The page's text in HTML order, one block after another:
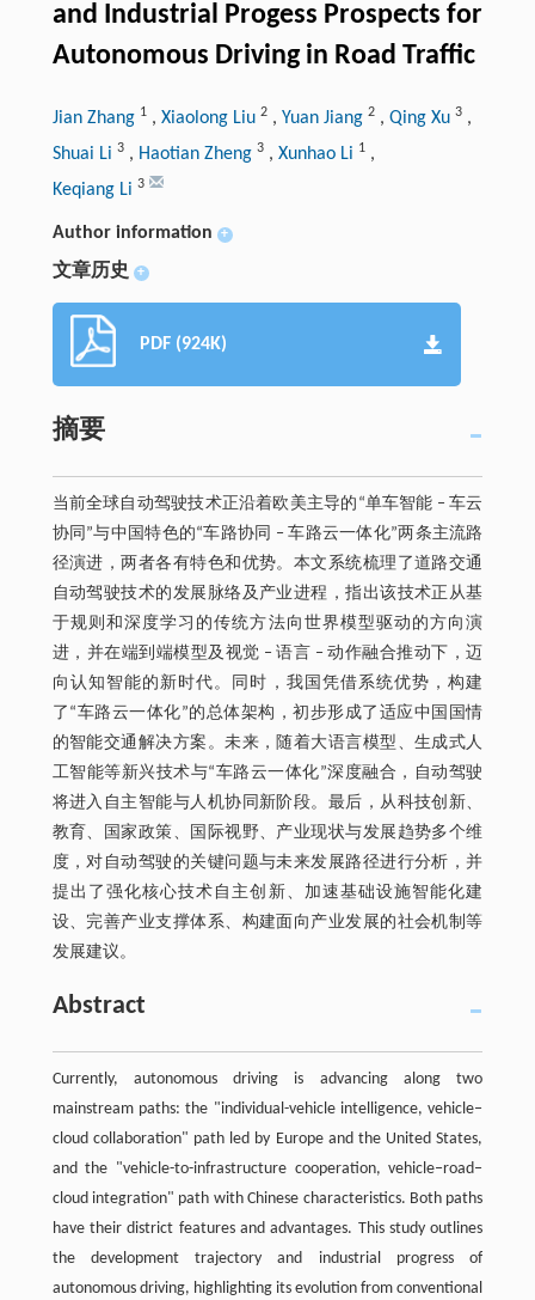
and Industrial Progess Prospects for
Autonomous Driving in Road Traffic
Jian Zhang 1, Xiaolong Liu 2, Yuan Jiang 2, Qing Xu 3,
Shuai Li 3, Haotian Zheng 3, Xunhao Li 1,
Keqiang Li 3
Author information +
文章历史 +
PDF (924K)
摘要
当前全球自动驾驶技术正沿着欧美主导的“单车智能 ‒ 车云
协同”与中国特色的“车路协同 ‒ 车路云一体化”两条主流路
径演进，两者各有特色和优势。本文系统梳理了道路交通
自动驾驶技术的发展脉络及产业进程，指出该技术正从基
于规则和深度学习的传统方法向世界模型驱动的方向演
进，并在端到端模型及视觉 ‒ 语言 ‒ 动作融合推动下，迈
向认知智能的新时代。同时，我国凭借系统优势，构建
了“车路云一体化”的总体架构，初步形成了适应中国国情
的智能交通解决方案。未来，随着大语言模型、生成式人
工智能等新兴技术与“车路云一体化”深度融合，自动驾驶
将进入自主智能与人机协同新阶段。最后，从科技创新、
教育、国家政策、国际视野、产业现状与发展趋势多个维
度，对自动驾驶的关键问题与未来发展路径进行分析，并
提出了强化核心技术自主创新、加速基础设施智能化建
设、完善产业支撑体系、构建面向产业发展的社会机制等
发展建议。
Abstract
Currently, autonomous driving is advancing along two
mainstream paths: the "individual-vehicle intelligence, vehicle‒
cloud collaboration" path led by Europe and the United States,
and the "vehicle-to-infrastructure cooperation, vehicle‒road‒
cloud integration" path with Chinese characteristics. Both paths
have their district features and advantages. This study outlines
the development trajectory and industrial progress of
autonomous driving, highlighting its evolution from conventional